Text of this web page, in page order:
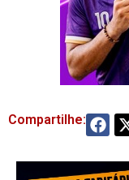
Compartilhe: